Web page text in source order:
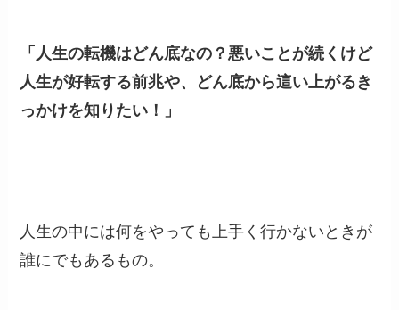
「人生の転機はどん底なの？悪いことが続くけど
人生が好転する前兆や、どん底から這い上がるき
っかけを知りたい！」
人生の中には何をやっても上手く行かないときが
誰にでもあるもの。